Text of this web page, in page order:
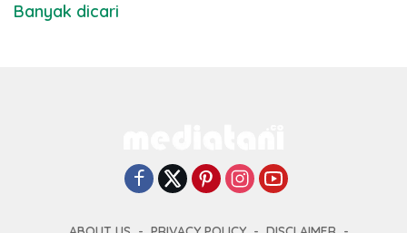
Banyak dicari